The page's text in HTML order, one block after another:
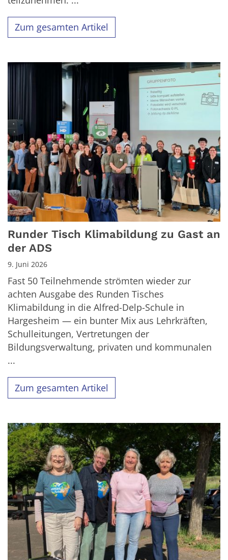
Zum gesamten Artikel
Runder Tisch Klimabildung zu Gast an
der ADS
9. Juni 2026
Fast 50 Teilnehmende strömten wieder zur
achten Ausgabe des Runden Tisches
Klimabildung in die Alfred-Delp-Schule in
Hargesheim — ein bunter Mix aus Lehrkräften,
Schulleitungen, Vertretungen der
Bildungsverwaltung, privaten und kommunalen
...
Zum gesamten Artikel